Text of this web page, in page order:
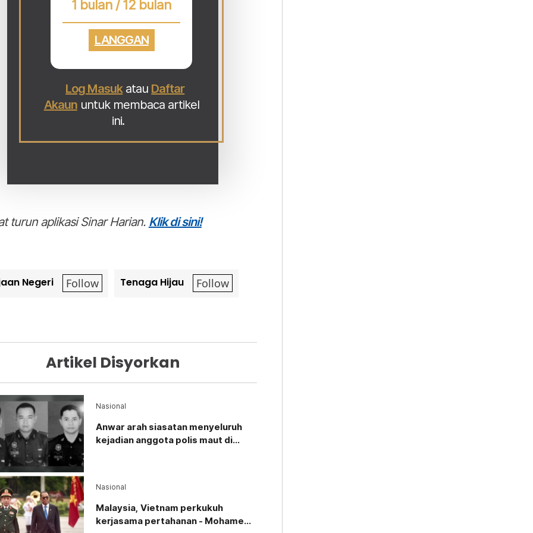
1 bulan / 12 bulan
LANGGAN
Log Masukatau Daftar
Akaununtuk membaca artikel
ini.
turun aplikasi Sinar Harian. Klik di sini!
Berapakah umur anda?
45 - 54 tahun
55 - 64 tahun
65 tahun dan ke atas
Masuk | Daftar VPoints:0
Negeri Tenaga Hijau
Artikel Disyorkan